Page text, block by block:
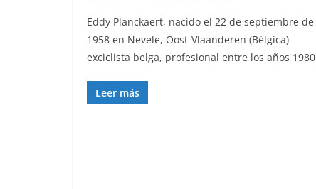
Eddy Planckaert, nacido el 22 de septiembre de
1958 en Nevele, Oost-Vlaanderen (Bélgica)
exciclista belga, profesional entre los años 1980
Leer más